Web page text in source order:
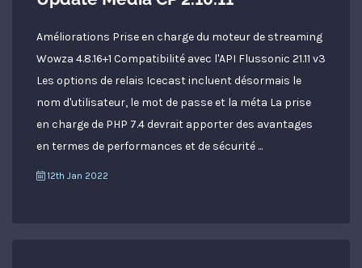
Améliorations Prise en charge du moteur de streaming
Wowza 4.8.16+1 Compatibilité avec l'API Flussonic 21.11 v3
Les options de relais Icecast incluent désormais le
nom d'utilisateur, le mot de passe et la méta La prise
en charge de PHP 7.4 devrait apporter des avantages
en termes de performances et de sécurité ...
12th Jan 2022